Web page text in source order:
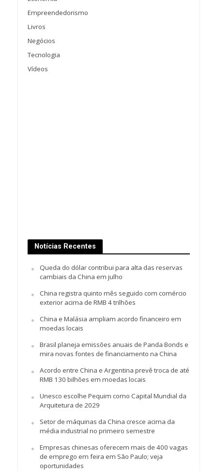
Empreendedorismo
Livros
Negócios
Tecnologia
Vídeos
Notícias Recentes
Queda do dólar contribui para alta das reservas
cambiais da China em julho
China registra quinto mês seguido com comércio
exterior acima de RMB 4 trilhões
China e Malásia ampliam acordo financeiro em
moedas locais
Brasil planeja emissões anuais de Panda Bonds e
mira novas fontes de financiamento na China
Acordo entre China e Argentina prevê troca de até
RMB 130 bilhões em moedas locais
Unesco escolhe Pequim como Capital Mundial da
Arquitetura de 2029
Setor de máquinas da China cresce acima da
média industrial no primeiro semestre
Empresas chinesas oferecem mais de 400 vagas
de emprego em feira em São Paulo; veja
oportunidades